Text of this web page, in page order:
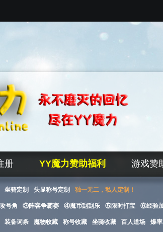
册 YY魔力赞助福利 游戏赞
坐骑定制 头显称号定制 独一无二，私人定制！
号角 ③阵容争霸赛 ④魔币刮刮乐 ⑤限时打宝 ⑥经验
装备词条 魔物收藏 称号收藏 坐骑收藏 百人道场 爆